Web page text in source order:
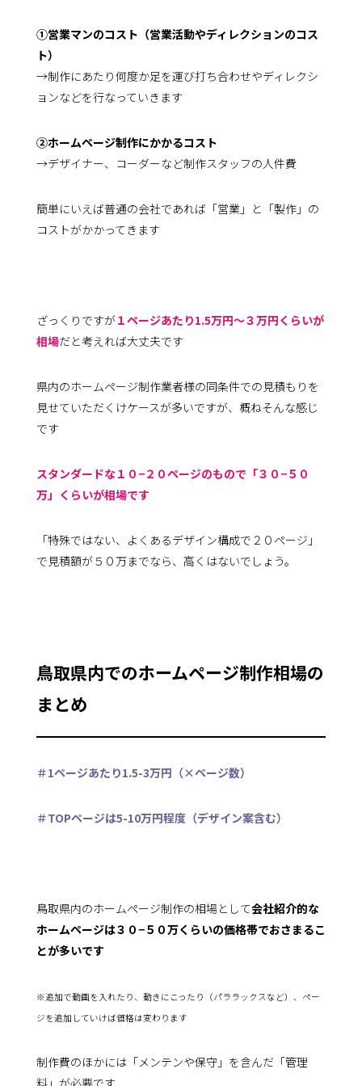
①営業マンのコスト（営業活動やディレクションのコス
ト）
→制作にあたり何度か足を運び打ち合わせやディレクシ
ョンなどを行なっていきます
②ホームページ制作にかかるコスト
→デザイナー、コーダーなど制作スタッフの人件費
簡単にいえば普通の会社であれば「営業」と「製作」の
コストがかかってきます
ざっくりですが１ページあたり1.5万円〜３万円くらいが
相場だと考えれば大丈夫です
県内のホームページ制作業者様の同条件での見積もりを
見せていただくけケースが多いですが、概ねそんな感じ
です
スタンダードな１０−２０ページのもので「３０−５０
万」くらいが相場です
「特殊ではない、よくあるデザイン構成で２０ページ」
で見積額が５０万までなら、高くはないでしょう。
鳥取県内でのホームページ制作相場の
まとめ
＃1ページあたり1.5-3万円（×ページ数）
＃TOPページは5-10万円程度（デザイン案含む）
鳥取県内のホームページ制作の相場として会社紹介的な
ホームページは３０−５０万くらいの価格帯でおさまるこ
とが多いです
※追加で動画を入れたり、動きにこったり（パララックスなど）、ペー
ジを追加していけば価格は変わります
制作費のほかには「メンテンや保守」を含んだ「管理
料」が必要です